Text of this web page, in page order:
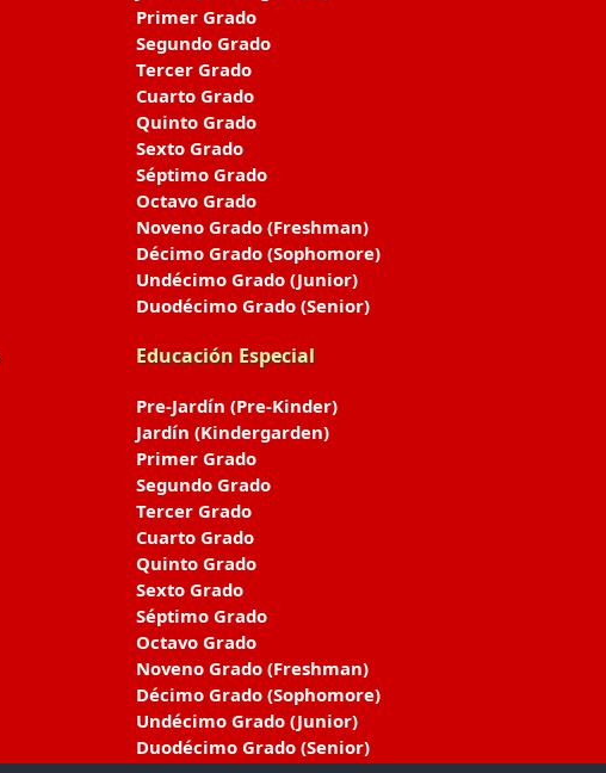
Primer Grado
Segundo Grado
Tercer Grado
Cuarto Grado
Quinto Grado
Sexto Grado
Séptimo Grado
Octavo Grado
Noveno Grado (Freshman)
Décimo Grado (Sophomore)
Undécimo Grado (Junior)
Duodécimo Grado (Senior)
Educación Especial
Pre-Jardín (Pre-Kinder)
Jardín (Kindergarden)
Primer Grado
Segundo Grado
Tercer Grado
Cuarto Grado
Quinto Grado
Sexto Grado
Séptimo Grado
Octavo Grado
Noveno Grado (Freshman)
Décimo Grado (Sophomore)
Undécimo Grado (Junior)
Duodécimo Grado (Senior)